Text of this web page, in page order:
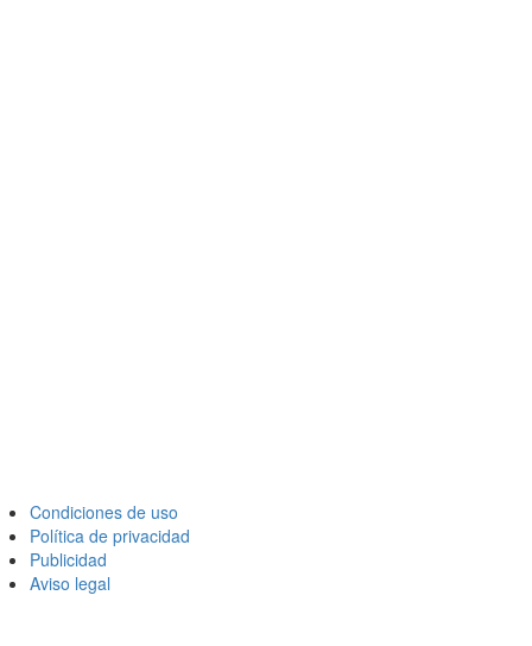
Condiciones de uso
Política de privacidad
Publicidad
Aviso legal